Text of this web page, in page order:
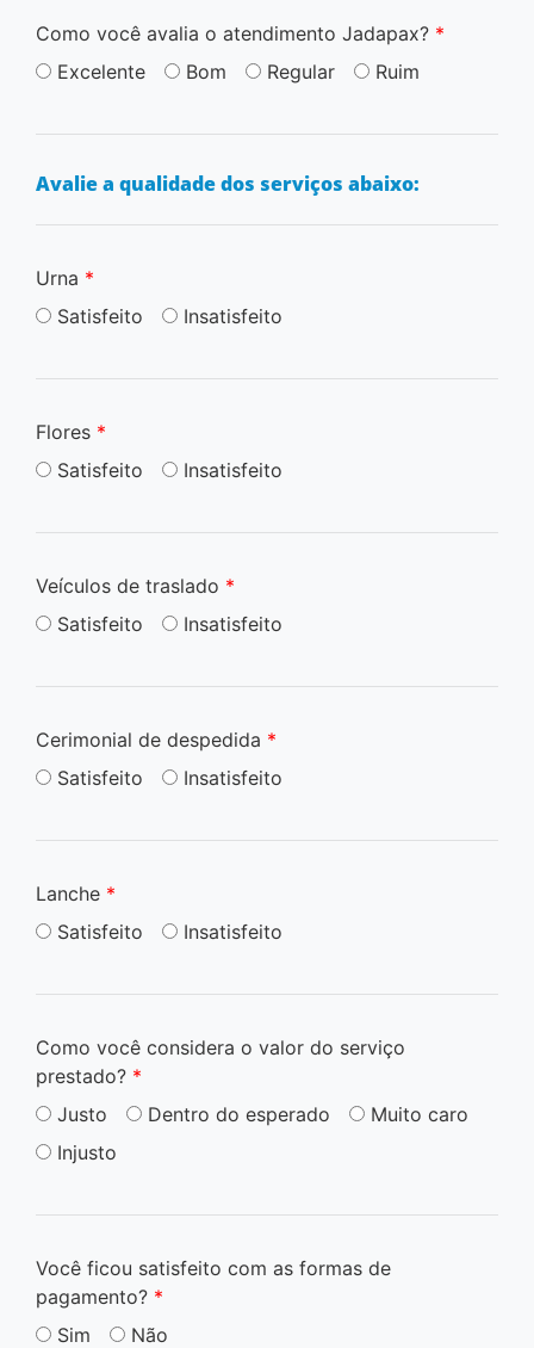
Como você avalia o atendimento Jadapax? *
Excelente
Bom Regular Ruim
Avalie a qualidade dos serviços abaixo:
Urna *
Satisfeito
Insatisfeito
Flores *
Satisfeito
Insatisfeito
Veículos de traslado *
Satisfeito
Insatisfeito
Cerimonial de despedida *
Satisfeito
Insatisfeito
Lanche *
Satisfeito
Insatisfeito
Como você considera o valor do serviço
prestado? *
Justo
Dentro do esperado
Muito caro
Injusto
Você ficou satisfeito com as formas de
pagamento? *
Sim
Não